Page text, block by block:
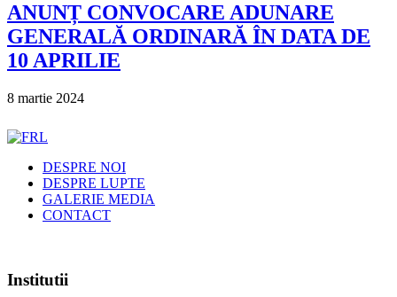
ANUNȚ CONVOCARE ADUNARE
GENERALĂ ORDINARĂ ÎN DATA DE
10 APRILIE
8 martie 2024
DESPRE NOI
DESPRE LUPTE
GALERIE MEDIA
CONTACT
Institutii